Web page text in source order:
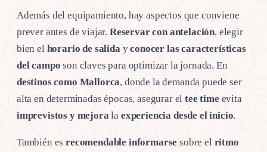
Además del equipamiento, hay aspectos que conviene
prever antes de viajar. Reservar con antelación, elegir
bien el horario de salida yconocer las características
del campo son claves para optimizar la jornada. En
destinos como Mallorca, donde la demanda puede ser
alta en determinadas épocas, asegurar eltee time evita
imprevistos y mejora la experiencia desde el inicio.
También esrecomendable informarse sobre el ritmo